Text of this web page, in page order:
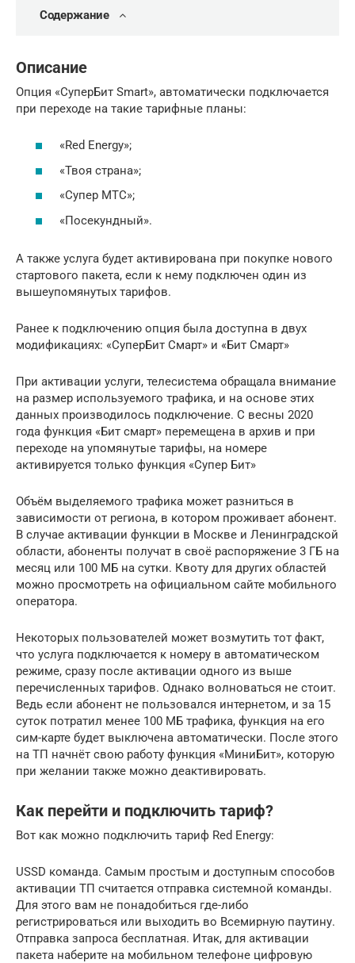
Содержание
Описание
Опция «СуперБит Smart», автоматически подключается
при переходе на такие тарифные планы:
«Red Energy»;
«Твоя страна»;
«Супер МТС»;
«Посекундный».
А также услуга будет активирована при покупке нового
стартового пакета, если к нему подключен один из
вышеупомянутых тарифов.
Ранее к подключению опция была доступна в двух
модификациях: «СуперБит Смарт» и «Бит Смарт»
При активации услуги, телесистема обращала внимание
на размер используемого трафика, и на основе этих
данных производилось подключение. С весны 2020
года функция «Бит смарт» перемещена в архив и при
переходе на упомянутые тарифы, на номере
активируется только функция «Супер Бит»
Объём выделяемого трафика может разниться в
зависимости от региона, в котором проживает абонент.
В случае активации функции в Москве и Ленинградской
области, абоненты получат в своё распоряжение 3 ГБ на
месяц или 100 МБ на сутки. Квоту для других областей
можно просмотреть на официальном сайте мобильного
оператора.
Некоторых пользователей может возмутить тот факт,
что услуга подключается к номеру в автоматическом
режиме, сразу после активации одного из выше
перечисленных тарифов. Однако волноваться не стоит.
Ведь если абонент не пользовался интернетом, и за 15
суток потратил менее 100 МБ трафика, функция на его
сим-карте будет выключена автоматически. После этого
на ТП начнёт свою работу функция «МиниБит», которую
при желании также можно деактивировать.
Как перейти и подключить тариф?
Вот как можно подключить тариф Red Energy:
USSD команда. Самым простым и доступным способов
активации ТП считается отправка системной команды.
Для этого вам не понадобиться где-либо
регистрироваться или выходить во Всемирную паутину.
Отправка запроса бесплатная. Итак, для активации
пакета наберите на мобильном телефоне цифровую